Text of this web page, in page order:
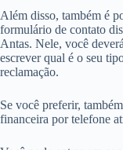
Além disso, também é
formulário de contato
Antas. Nele, você
escrever qual é o seu
reclamação.
Se você preferir,
financeira por telefone